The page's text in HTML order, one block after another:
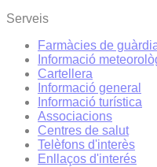
Serveis
Farmàcies de
Informació
Cartellera
Informació general
Informació turística
Associacions
Centres de salut
Telèfons d'interès
Enllaços d'interés